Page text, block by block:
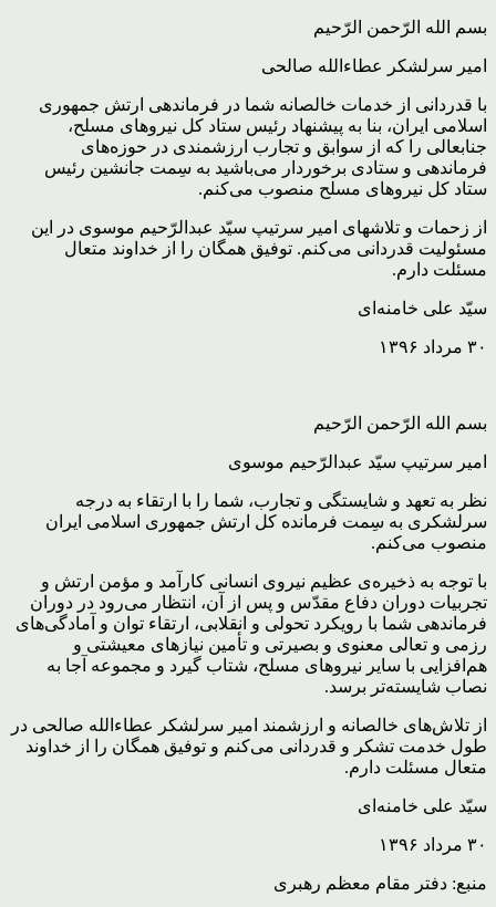
بسم الله الرّحمن الرّحیم
امیر سرلشکر عطاءالله صالحی
با قدردانی از خدمات خالصانه شما در فرماندهی ارتش جمهوری
اسلامی ایران، بنا به پیشنهاد رئیس ستاد کل نیروهای مسلح،
جنابعالی را که از سوابق و تجارب ارزشمندی در حوزه‌های
فرماندهی و ستادی برخوردار می‌باشید به سِمت جانشین رئیس
ستاد کل نیروهای مسلح منصوب می‌کنم.
از زحمات و تلاشهای امیر سرتیپ سیّد عبدالرّحیم موسوی در این
مسئولیت قدردانی می‌کنم. توفیق همگان را از خداوند متعال
مسئلت دارم.
سیّد علی خامنه‌ای
۳۰ مرداد ۱۳۹۶
بسم الله الرّحمن الرّحیم
امیر سرتیپ سیّد عبدالرّحیم موسوی
نظر به تعهد و شایستگی و تجارب، شما را با ارتقاء به درجه
سرلشکری به سِمت فرمانده کل ارتش جمهوری اسلامی ایران
منصوب می‌کنم.
با توجه به ذخیره‌ی عظیم نیروی انسانی کارآمد و مؤمن ارتش و
تجربیات دوران دفاع مقدّس و پس از آن، انتظار می‌رود در دوران
فرماندهی شما با رویکرد تحولی و انقلابی، ارتقاء توان و آمادگی‌های
رزمی و تعالی معنوی و بصیرتی و تأمین نیازهای معیشتی و
هم‌افزایی با سایر نیروهای مسلح، شتاب گیرد و مجموعه آجا به
نصاب شایسته‌تر برسد.
از تلاش‌های خالصانه و ارزشمند امیر سرلشکر عطاءالله صالحی در
طول خدمت تشکر و قدردانی می‌کنم و توفیق همگان را از خداوند
متعال مسئلت دارم.
سیّد علی خامنه‌ای
۳۰ مرداد ۱۳۹۶
منبع: دفتر مقام معظم رهبری